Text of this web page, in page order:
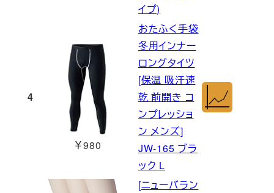
イプ)
4
￥980
おたふく手袋
冬用インナー
ロングタイツ
[保温 吸汗速
乾 前開き コ
ンプレッショ
ン メンズ]
JW-165 ブラ
ック L
[ニューバラン